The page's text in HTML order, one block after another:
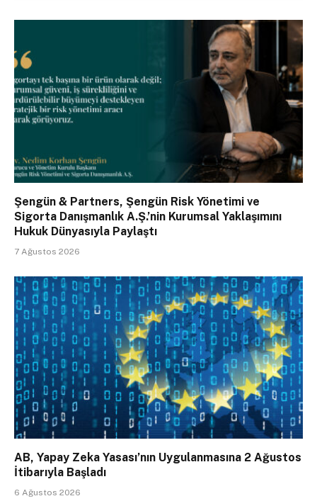
Şengün & Partners, Şengün Risk Yönetimi ve
Sigorta Danışmanlık A.Ş.’nin Kurumsal Yaklaşımını
Hukuk Dünyasıyla Paylaştı
7 Ağustos 2026
AB, Yapay Zeka Yasası’nın Uygulanmasına 2 Ağustos
İtibarıyla Başladı
6 Ağustos 2026